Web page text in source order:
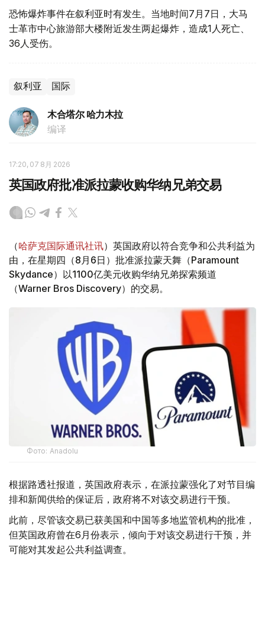
恐怖爆炸事件在叙利亚时有发生。当地时间7月7日，大马
士革市中心旅游部大楼附近发生两起爆炸，造成1人死亡、
36人受伤。
叙利亚 国际
木合塔尔 哈力木拉
编译
17:20, 07 8月 2026
英国政府批准派拉蒙收购华纳兄弟交易
（哈萨克国际通讯社讯）英国政府以符合竞争和公共利益为
由，在星期四（8月6日）批准派拉蒙天舞（Paramount
Skydance）以1100亿美元收购华纳兄弟探索频道
（Warner Bros Discovery）的交易。
Фото: Аnadolu
根据路透社报道，英国政府表示，在派拉蒙强化了对节目编
排和新闻供给的保证后，政府将不对该交易进行干预。
此前，尽管该交易已获美国和中国等多地监管机构的批准，
但英国政府曾在6月份表示，倾向于对该交易进行干预，并
可能对其发起公共利益调查。